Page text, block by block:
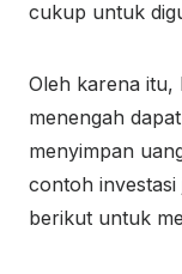
cukup untuk
Oleh karena itu,
menengah
menyimpan
contoh
berikut untuk